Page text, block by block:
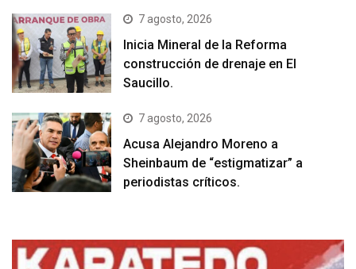
7 agosto, 2026
Inicia Mineral de la Reforma
construcción de drenaje en El
Saucillo.
7 agosto, 2026
Acusa Alejandro Moreno a
Sheinbaum de “estigmatizar” a
periodistas críticos.